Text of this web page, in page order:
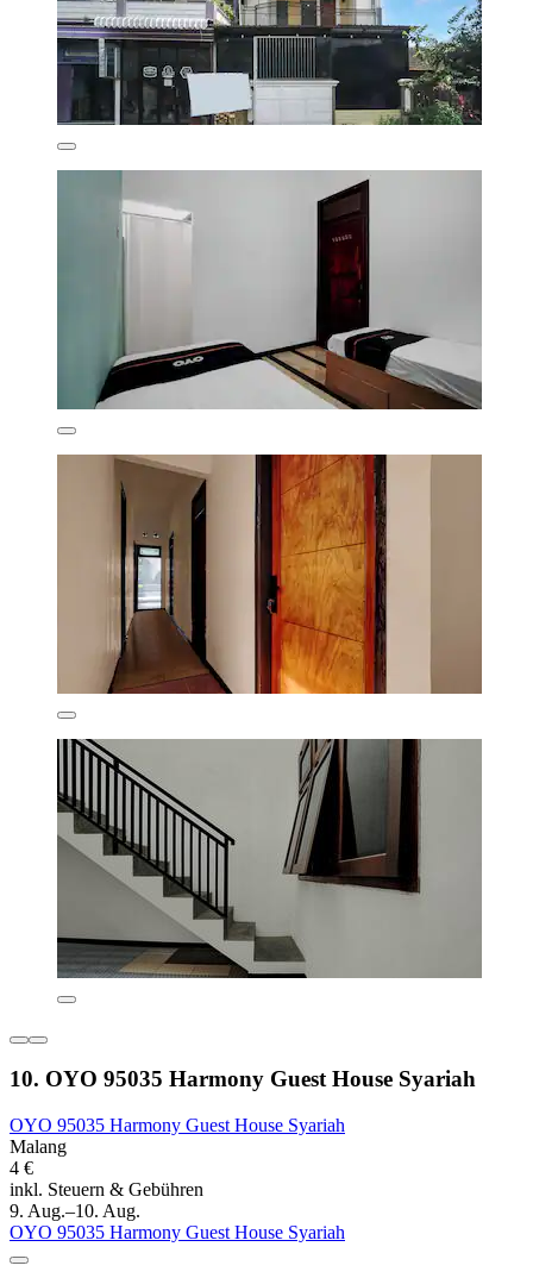
10. OYO 95035 Harmony Guest House Syariah
OYO 95035 Harmony Guest House Syariah
Malang
4 €
inkl. Steuern & Gebühren
9. Aug.–10. Aug.
OYO 95035 Harmony Guest House Syariah